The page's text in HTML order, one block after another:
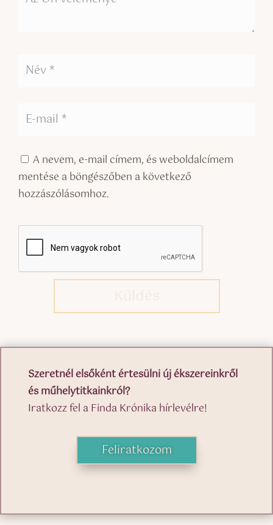
A nevem, e-mail címem, és weboldalcímem
mentése a böngészőben a következő
hozzászólásomhoz.
Szeretnél elsőként értesülni új ékszereinkről
és műhelytitkainkról?
Iratkozz fel a Finda Krónika hírlevélre!
Feliratkozom